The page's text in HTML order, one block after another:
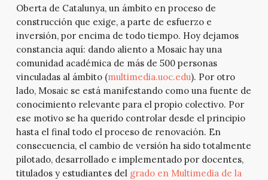
Oberta de Catalunya, un ámbito en proceso de
construcción que exige, a parte de esfuerzo e
inversión, por encima de todo tiempo. Hoy dejamos
constancia aquí: dando aliento a Mosaic hay una
comunidad académica de más de 500 personas
vinculadas al ámbito (multimedia.uoc.edu). Por otro
lado, Mosaic se está manifestando como una fuente de
conocimiento relevante para el propio colectivo. Por
ese motivo se ha querido controlar desde el principio
hasta el final todo el proceso de renovación. En
consecuencia, el cambio de versión ha sido totalmente
pilotado, desarrollado e implementado por docentes,
titulados y estudiantes del grado en Multimedia de la